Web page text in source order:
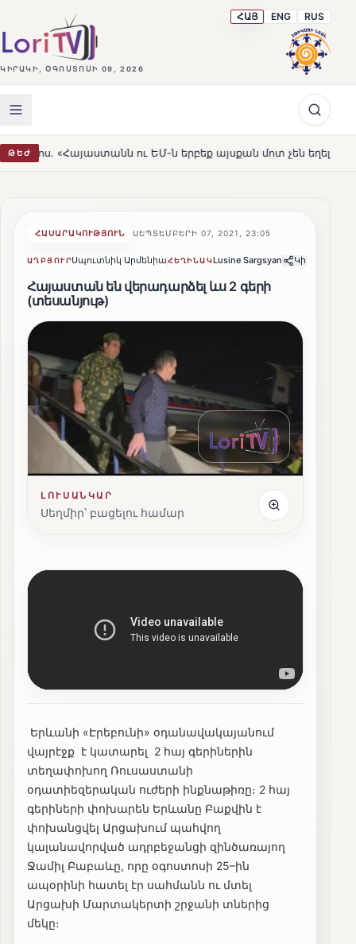
ԿԻՐԱԿԻ, ՕԳՈՍՏՈՍԻ 09, 2026
ՀԱՅ ENG RUS
ԹԵԺ ու ԵՄ-ն երբեք այսքան մոտ չեն եղել» HOT
ՀԱՍԱՐԱԿՈՒԹՅՈՒՆ ՍԵՊՏԵՄԲԵՐԻ 07, 2021, 23:05
ԱՂԲՅՈՒՐՍպուտնիկ ԱրմենիաՀԵՂԻՆԱԿLusine Sargsyan Կիսվել
Հայաստան են վերադարձել ևս 2 գերի
(տեսանյութ)
ԼՈՒՍԱՆԿԱՐ
Սեղմիր՝ բացելու համար
Երևանի «Էրեբունի» օդանավակայանում
վայրէջք է կատարել 2 հայ գերիներին
տեղափոխող Ռուսաստանի
օդատիեզերական ուժերի ինքնաթիռը։ 2 հայ
գերիների փոխարեն Երևանը Բաքվին է
փոխանցվել Արցախում պահվող
կալանավորված ադրբեջանցի զինծառայող
Ջամիլ Բաբաևը, որը օգոստոսի 25–ին
ապօրինի հատել էր սահմանն ու մտել
Արցախի Մարտակերտի շրջանի տներից
մեկը։